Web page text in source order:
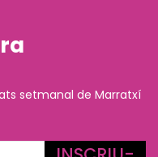
setmanal de Marratxí